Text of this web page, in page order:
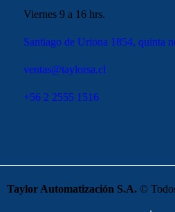
Viernes 9 a 16 hrs.
Santiago de Uriona 1854, quinta
ventas@taylorsa.cl
+56 2 2555 1516
Taylor Automatización S.A. ©